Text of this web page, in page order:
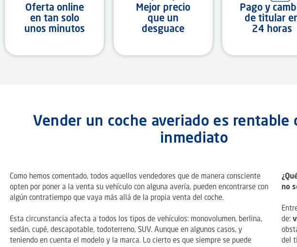
Oferta online
en tan solo
unos minutos
Mejor precio
que un
desguace
Pago y
de titular
24 horas
Vender un coche averiado es rentable
inmediato
Como hemos comentado, todos aquellos vendedores que de manera consciente
opten por poner a la venta su vehículo con alguna avería, pueden encontrarse con
algún contratiempo que vaya más allá de la propia venta del coche.
Esta circunstancia afecta a todos los tipos de vehículos: monovolumen, berlina,
sedán, cupé, descapotable, todoterreno, SUV. Aunque en algunos casos, y
teniendo en cuenta el modelo y la marca. Lo cierto es que siempre se puede
no
de:
del